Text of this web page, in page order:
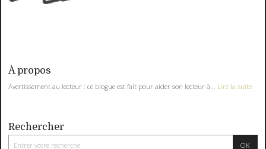
À propos
Avertissement au lecteur : ce blogue est fait pour aider son lecteur à... Lire la suite
Rechercher